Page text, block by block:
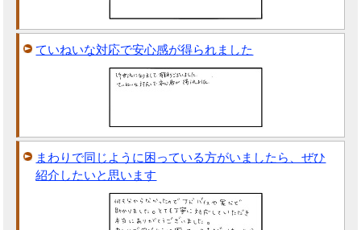
ていねいな対応で安心感が得られました
まわりで同じように困っている方がいましたら、ぜひ
紹介したいと思います